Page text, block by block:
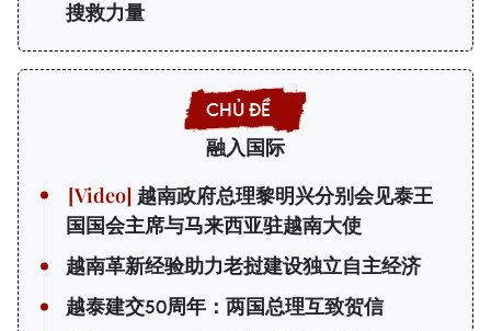
搜救力量
融入国际
越南政府总理黎明兴分别会见泰王
国国会主席与马来西亚驻越南大使
越南革新经验助力老挝建设独立自主经济
越泰建交50周年：两国总理互致贺信